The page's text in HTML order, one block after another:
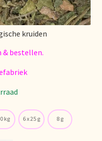
kruiden
& bestellen.
kg 6 x 25 g 8 g